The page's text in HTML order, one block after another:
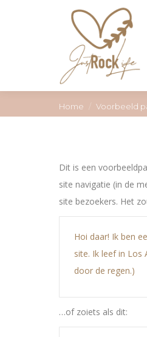
Je bent hier:
Home Voorbeeld
Dit is een
site navigatie (in de
site bezoekers. Het
Hoi daar! Ik ben
site. Ik leef in Los
door de regen.)
…of zoiets als dit: